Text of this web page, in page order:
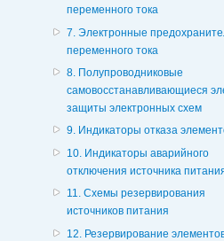
переменного тока
7. Электронные
переменного тока
8. Полупроводниковые
самовосстанавливающиеся
защиты электронных схем
9. Индикаторы отказа
10. Индикаторы аварийного
отключения источника
11. Схемы резервирования
источников питания
12. Резервирование